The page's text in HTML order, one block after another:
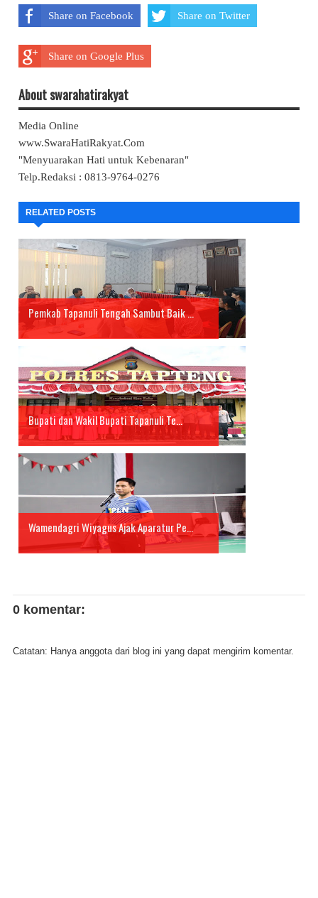
Share on Facebook Share on Twitter
Share on Google Plus
About swarahatirakyat
Media Online
www.SwaraHatiRakyat.Com
"Menyuarakan Hati untuk Kebenaran"
Telp.Redaksi : 0813-9764-0276
RELATED POSTS
Pemkab Tapanuli Tengah Sambut Baik ...
Bupati dan Wakil Bupati Tapanuli Te...
Wamendagri Wiyagus Ajak Aparatur Pe...
0 komentar:
Catatan: Hanya anggota dari blog ini yang dapat mengirim komentar.